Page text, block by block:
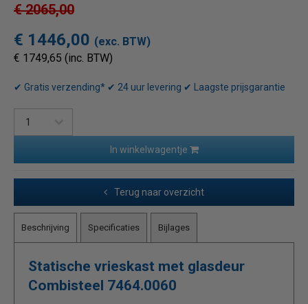
€ 2065,00
€ 1446,00 (exc. BTW)
€ 1749,65 (inc. BTW)
✔ Gratis verzending* ✔ 24 uur levering ✔ Laagste prijsgarantie
In winkelwagentje
Terug naar overzicht
Beschrijving Specificaties Bijlages
Statische vrieskast met glasdeur
Combisteel 7464.0060